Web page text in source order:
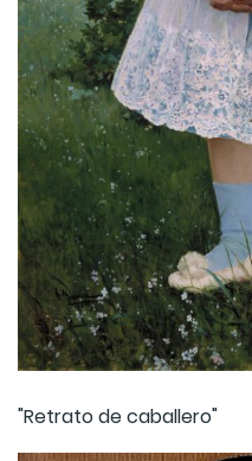
"Retrato de caballero"